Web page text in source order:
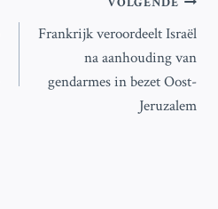
Frankrijk veroordeelt Israël
na aanhouding van
gendarmes in bezet Oost-
Jeruzalem